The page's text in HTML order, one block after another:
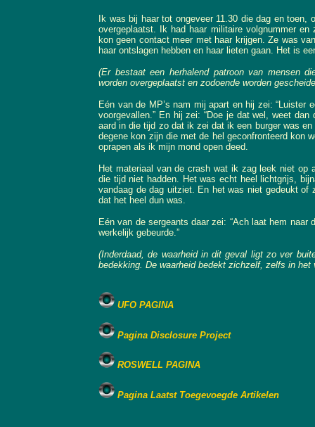
Ik was bij haar tot ongeveer 11.30 die dag en
overgeplaatst. Ik had haar militaire volgnummer
kon geen contact meer met haar krijgen. Ze was
haar ontslagen hebben en haar lieten gaan. Het is
(Er bestaat een herhalend patroon van mensen
worden overgeplaatst en zodoende worden
Eén van de MP’s nam mij apart en hij zei:
voorgevallen.” En hij zei: “Doe je dat wel, weet
aard in die tijd zo dat ik zei dat ik een burger was
degene kon zijn die met de hel geconfronteerd kon
oprapen als ik mijn mond open deed.
Het materiaal van de crash wat ik zag leek niet
die tijd niet hadden. Het was echt heel lichtgrijs,
vandaag de dag uitziet. En het was niet gedeukt
dat het heel dun was.
Eén van de sergeants daar zei: “Ach laat hem
werkelijk gebeurde.”
(Inderdaad, de waarheid in dit geval ligt zo ver
bedekking. De waarheid bedekt zichzelf, zelfs in
UFO PAGINA
Pagina Disclosure Project
ROSWELL PAGINA
Pagina Laatst Toegevoegde Artikelen